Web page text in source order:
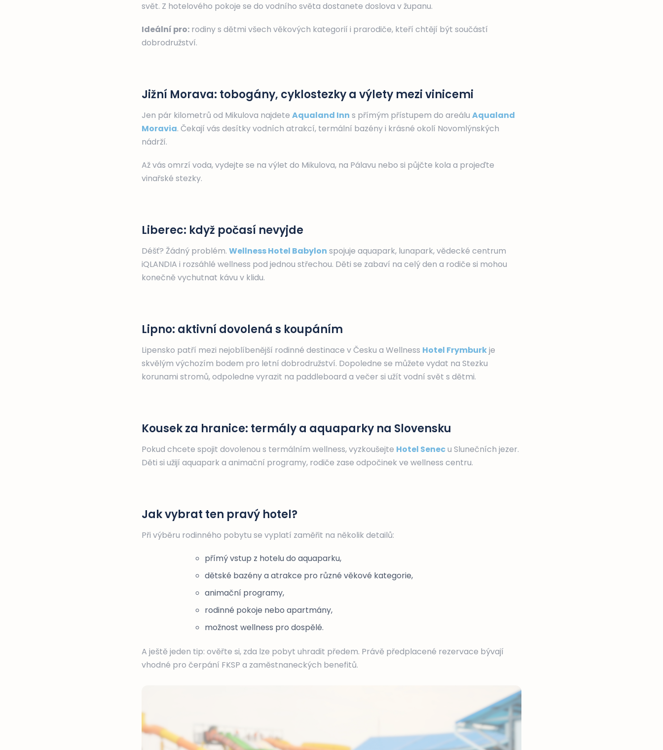
svět. Z hotelového pokoje se do vodního světa dostanete doslova v županu.
Ideální pro: rodiny s dětmi všech věkových kategorií i prarodiče, kteří chtějí být součástí
dobrodružství.
Jižní Morava: tobogány, cyklostezky a výlety mezi vinicemi
Jen pár kilometrů od Mikulova najdete Aqualand Inn s přímým přístupem do areálu Aqualand
Moravia. Čekají vás desítky vodních atrakcí, termální bazény i krásné okolí Novomlýnských
nádrží.
Až vás omrzí voda, vydejte se na výlet do Mikulova, na Pálavu nebo si půjčte kola a projeďte
vinařské stezky.
Liberec: když počasí nevyjde
Déšť? Žádný problém. Wellness Hotel Babylon spojuje aquapark, lunapark, vědecké centrum
iQLANDIA i rozsáhlé wellness pod jednou střechou. Děti se zabaví na celý den a rodiče si mohou
konečně vychutnat kávu v klidu.
Lipno: aktivní dovolená s koupáním
Lipensko patří mezi nejoblíbenější rodinné destinace v Česku a Wellness Hotel Frymburkje
skvělým výchozím bodem pro letní dobrodružství. Dopoledne se můžete vydat na Stezku
korunami stromů, odpoledne vyrazit na paddleboard a večer si užít vodní svět s dětmi.
Kousek za hranice: termály a aquaparky na Slovensku
Pokud chcete spojit dovolenou s termálním wellness, vyzkoušejte Hotel Senecu Slunečních jezer.
Děti si užijí aquapark a animační programy, rodiče zase odpočinek ve wellness centru.
Jak vybrat ten pravý hotel?
Při výběru rodinného pobytu se vyplatí zaměřit na několik detailů:
přímý vstup z hotelu do aquaparku,
dětské bazény a atrakce pro různé věkové kategorie,
animační programy,
rodinné pokoje nebo apartmány,
možnost wellness pro dospělé.
A ještě jeden tip: ověřte si, zda lze pobyt uhradit předem. Právě předplacené rezervace bývají
vhodné pro čerpání FKSP a zaměstnaneckých benefitů.